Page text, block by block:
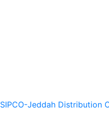
SIPCO-Jeddah Distribution